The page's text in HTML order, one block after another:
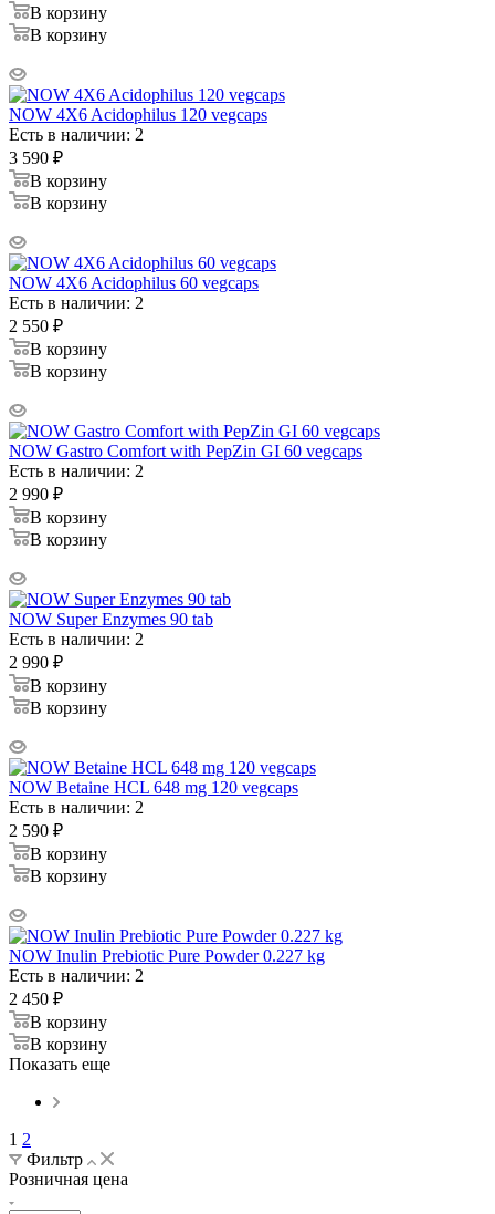
В корзину
В корзину
NOW 4X6 Acidophilus 120 vegcaps
Есть в наличии: 2
3 590 ₽
В корзину
В корзину
NOW 4X6 Acidophilus 60 vegcaps
Есть в наличии: 2
2 550 ₽
В корзину
В корзину
NOW Gastro Comfort with PepZin GI 60 vegcaps
Есть в наличии: 2
2 990 ₽
В корзину
В корзину
NOW Super Enzymes 90 tab
Есть в наличии: 2
2 990 ₽
В корзину
В корзину
NOW Betaine HCL 648 mg 120 vegcaps
Есть в наличии: 2
2 590 ₽
В корзину
В корзину
NOW Inulin Prebiotic Pure Powder 0.227 kg
Есть в наличии: 2
2 450 ₽
В корзину
В корзину
Показать еще
1 2
Фильтр
Розничная цена